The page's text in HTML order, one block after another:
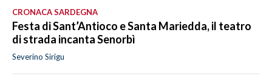
CRONACA SARDEGNA
Festa di Sant’Antioco e Santa Mariedda, il teatro
di strada incanta Senorbì
Severino Sirigu